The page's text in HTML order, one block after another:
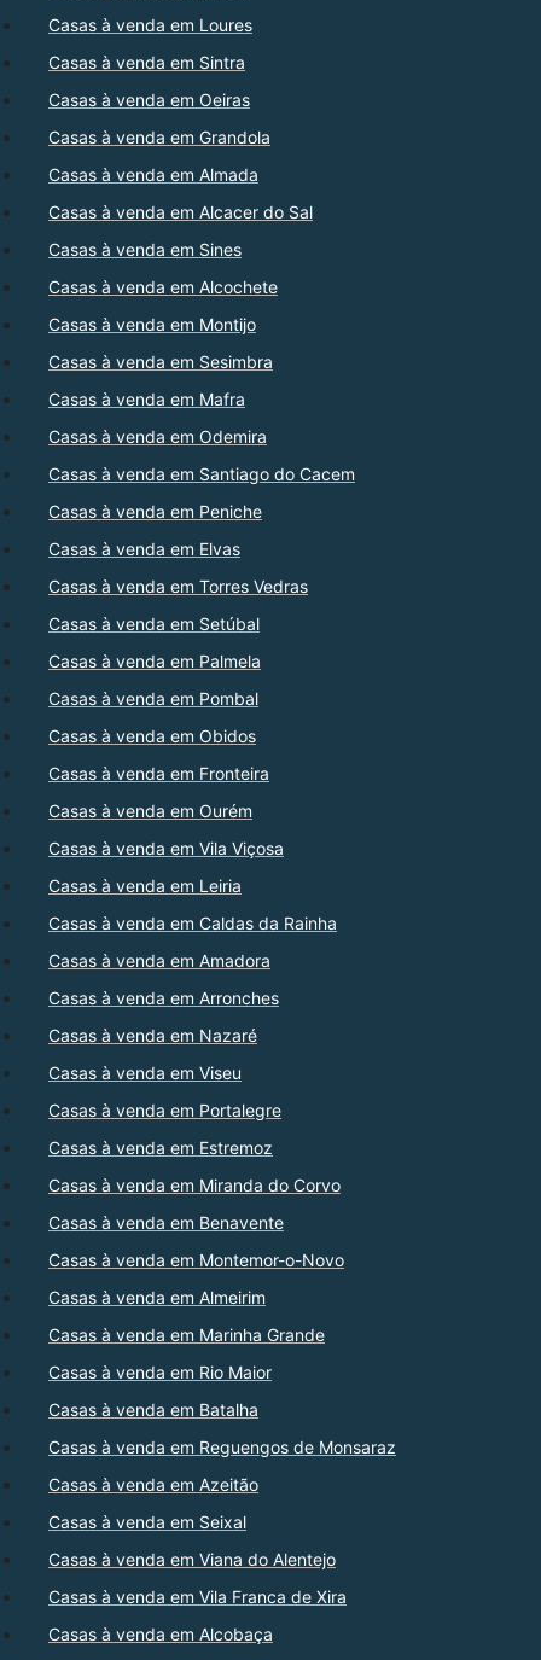
Casas à venda em Loures
Casas à venda em Sintra
Casas à venda em Oeiras
Casas à venda em Grandola
Casas à venda em Almada
Casas à venda em Alcacer do Sal
Casas à venda em Sines
Casas à venda em Alcochete
Casas à venda em Montijo
Casas à venda em Sesimbra
Casas à venda em Mafra
Casas à venda em Odemira
Casas à venda em Santiago do Cacem
Casas à venda em Peniche
Casas à venda em Elvas
Casas à venda em Torres Vedras
Casas à venda em Setúbal
Casas à venda em Palmela
Casas à venda em Pombal
Casas à venda em Obidos
Casas à venda em Fronteira
Casas à venda em Ourém
Casas à venda em Vila Viçosa
Casas à venda em Leiria
Casas à venda em Caldas da Rainha
Casas à venda em Amadora
Casas à venda em Arronches
Casas à venda em Nazaré
Casas à venda em Viseu
Casas à venda em Portalegre
Casas à venda em Estremoz
Casas à venda em Miranda do Corvo
Casas à venda em Benavente
Casas à venda em Montemor-o-Novo
Casas à venda em Almeirim
Casas à venda em Marinha Grande
Casas à venda em Rio Maior
Casas à venda em Batalha
Casas à venda em Reguengos de Monsaraz
Casas à venda em Azeitão
Casas à venda em Seixal
Casas à venda em Viana do Alentejo
Casas à venda em Vila Franca de Xira
Casas à venda em Alcobaça